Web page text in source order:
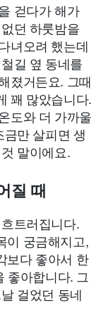
걷다가 해가
던 하룻밤을
녀오려 했는데
길 옆 동네를
졌거든요. 그때
꽤 많았습니다.
도와 더 가까울
만 살피면 생
말이에요.
질 때
트러집니다.
이 궁금해지고,
보다 좋아서 한
좋아합니다. 그
걸었던 동네